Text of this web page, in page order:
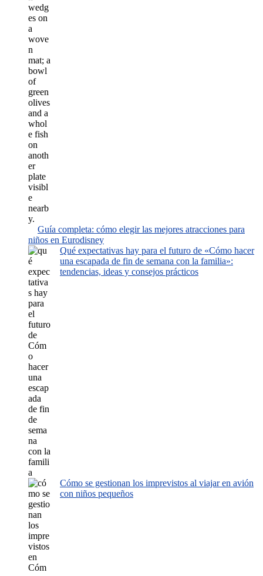
Guía completa: cómo elegir las mejores atracciones para
niños en Eurodisney
Qué expectativas hay para el futuro de «Cómo hacer
una escapada de fin de semana con la familia»:
tendencias, ideas y consejos prácticos
Cómo se gestionan los imprevistos al viajar en avión
con niños pequeños